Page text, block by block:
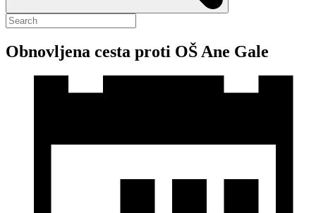
Obnovljena cesta proti OŠ Ane Gale